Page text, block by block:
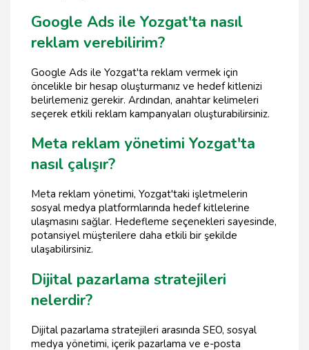
Google Ads ile Yozgat'ta nasıl
reklam verebilirim?
Google Ads ile Yozgat'ta reklam vermek için
öncelikle bir hesap oluşturmanız ve hedef kitlenizi
belirlemeniz gerekir. Ardından, anahtar kelimeleri
seçerek etkili reklam kampanyaları oluşturabilirsiniz.
Meta reklam yönetimi Yozgat'ta
nasıl çalışır?
Meta reklam yönetimi, Yozgat'taki işletmelerin
sosyal medya platformlarında hedef kitlelerine
ulaşmasını sağlar. Hedefleme seçenekleri sayesinde,
potansiyel müşterilere daha etkili bir şekilde
ulaşabilirsiniz.
Dijital pazarlama stratejileri
nelerdir?
Dijital pazarlama stratejileri arasında SEO, sosyal
medya yönetimi, içerik pazarlama ve e-posta